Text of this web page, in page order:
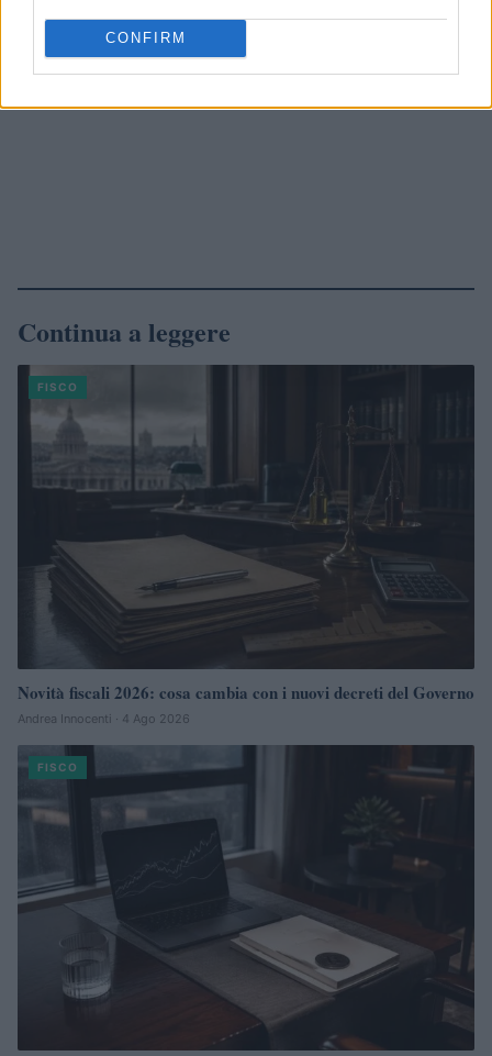
CONFIRM
Continua a leggere
FISCO
Novità fiscali 2026: cosa cambia con i nuovi decreti del Governo
Andrea Innocenti · 4 Ago 2026
FISCO